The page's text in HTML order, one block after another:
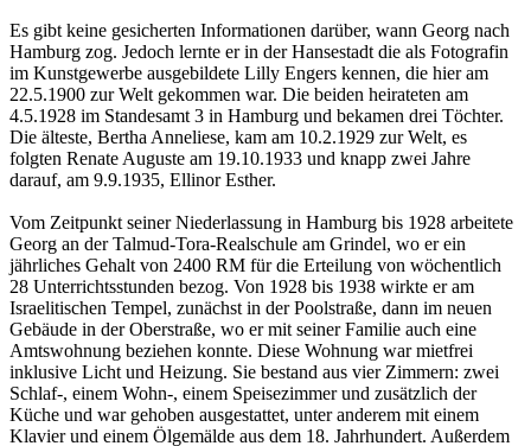
Es gibt keine gesicherten Informationen darüber, wann Georg nach
Hamburg zog. Jedoch lernte er in der Hansestadt die als Fotografin
im Kunstgewerbe ausgebildete Lilly Engers kennen, die hier am
22.5.1900 zur Welt gekommen war. Die beiden heirateten am
4.5.1928 im Standesamt 3 in Hamburg und bekamen drei Töchter.
Die älteste, Bertha Anneliese, kam am 10.2.1929 zur Welt, es
folgten Renate Auguste am 19.10.1933 und knapp zwei Jahre
darauf, am 9.9.1935, Ellinor Esther.
Vom Zeitpunkt seiner Niederlassung in Hamburg bis 1928 arbeitete
Georg an der Talmud-Tora-Realschule am Grindel, wo er ein
jährliches Gehalt von 2400 RM für die Erteilung von wöchentlich
28 Unterrichtsstunden bezog. Von 1928 bis 1938 wirkte er am
Israelitischen Tempel, zunächst in der Poolstraße, dann im neuen
Gebäude in der Oberstraße, wo er mit seiner Familie auch eine
Amtswohnung beziehen konnte. Diese Wohnung war mietfrei
inklusive Licht und Heizung. Sie bestand aus vier Zimmern: zwei
Schlaf-, einem Wohn-, einem Speisezimmer und zusätzlich der
Küche und war gehoben ausgestattet, unter anderem mit einem
Klavier und einem Ölgemälde aus dem 18. Jahrhundert. Außerdem